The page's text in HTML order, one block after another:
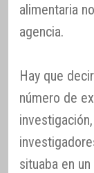
alimentaria
agencia.
Hay que
número de
situaba en